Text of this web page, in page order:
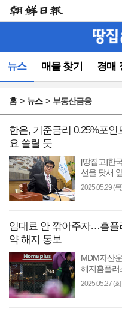
뉴스 매물 찾기 경매
뉴
(컨
영
동)
홈 뉴스 부동산금융
한은, 기준금리 0.25%포
요 쏠릴 듯
[땅집고]한
선을 닷새
다. 금통위
를 연
2025.05.29 (
임대료 안 깎아주자…홈플
약 해지 통보
MDM자산
해지홈플러
울산북구의
을 닫게 생
2025.05.27 (